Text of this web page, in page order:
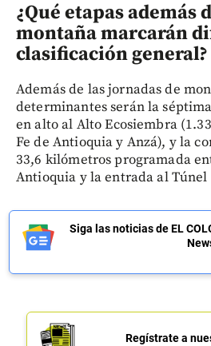
¿Qué etapas además
montaña marcarán
clasificación general?
Además de las jornadas de
determinantes serán la
en alto al Alto Ecosiembra
Fe de Antioquia y Anzá), y la
33,6 kilómetros programada
Antioquia y la entrada al Túnel
Siga las noticias de EL
Regístrate a